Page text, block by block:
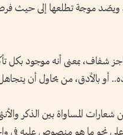
موجة تطلعها إلى حيث فرص
شفاف، بمعنى أنه موجود بكل
أو بالأدق، من يحاول أن
المساواة بين الذكر